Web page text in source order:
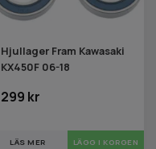
Hjullager Fram Kawasaki
KX450F 06-18
299 kr
LÄS MER